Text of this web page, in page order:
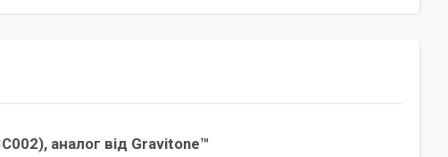
аналог від Gravitone™